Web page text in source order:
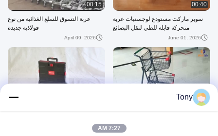
00:40
سوبر ماركت مستودع لوجستيات عربة
متحركة قابلة للطي لنقل البضائع
June 01, 2026
00:15
عربة التسوق للسلع الغذائية من نوع
فولاذية جديدة
April 09, 2026
00:11
عربة التسوق ذات مستويين
عربة السوبر ماركت قابلة للطي باليد مع
March 18, 2026
Tony
7:27 AM